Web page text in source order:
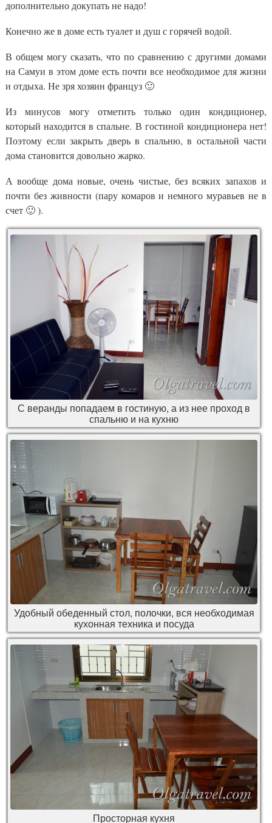
дополнительно докупать не надо!
Конечно же в доме есть туалет и душ с горячей водой.
В общем могу сказать, что по сравнению с другими домами
на Самуи в этом доме есть почти все необходимое для жизни
и отдыха. Не зря хозяин француз 🙂
Из минусов могу отметить только один кондиционер,
который находится в спальне. В гостиной кондиционера нет!
Поэтому если закрыть дверь в спальню, в остальной части
дома становится довольно жарко.
А вообще дома новые, очень чистые, без всяких запахов и
почти без живности (пару комаров и немного муравьев не в
счет 🙂 ).
С веранды попадаем в гостиную, а из нее проход в
спальню и на кухню
Удобный обеденный стол, полочки, вся необходимая
кухонная техника и посуда
Просторная кухня